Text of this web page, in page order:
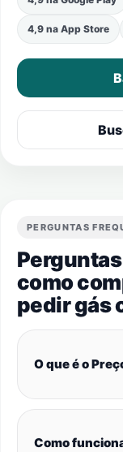
4,9 na App Store
PERGUNTAS
como
pedir gás
O que é o
Como